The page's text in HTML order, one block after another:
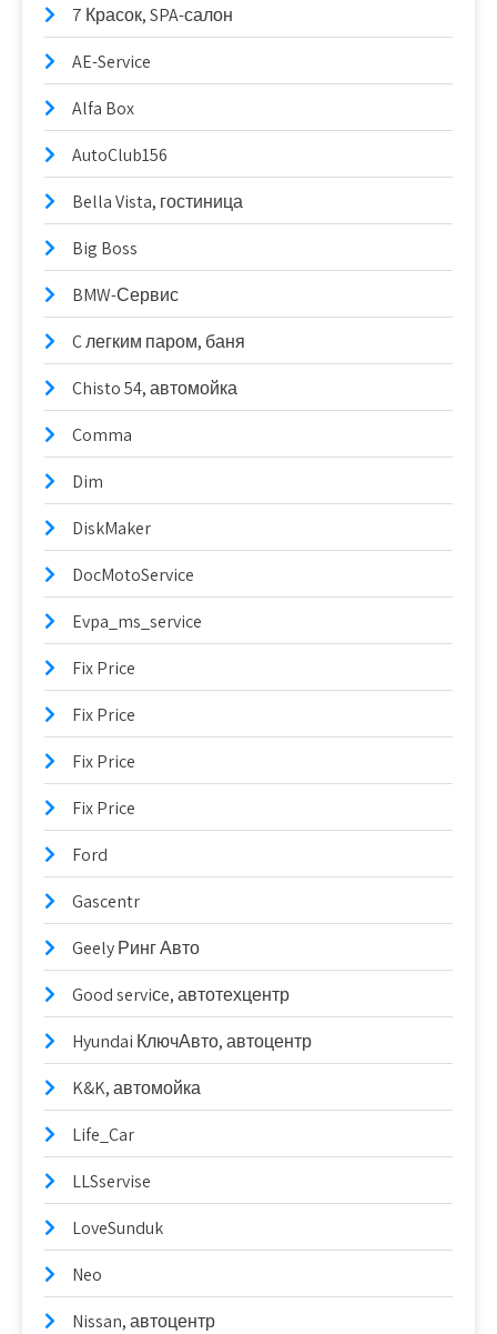
7 Красок, SPA-салон
AE-Service
Alfa Box
AutoClub156
Bella Vista, гостиница
Big Boss
BMW-Сервис
C легким паром, баня
Chisto 54, автомойка
Comma
Dim
DiskMaker
DocMotoService
Evpa_ms_service
Fix Price
Fix Price
Fix Price
Fix Price
Ford
Gascentr
Geely Ринг Авто
Good serviсe, автотехцентр
Hyundai КлючАвто, автоцентр
K&K, автомойка
Life_Car
LLSservise
LoveSunduk
Neo
Nissan, автоцентр